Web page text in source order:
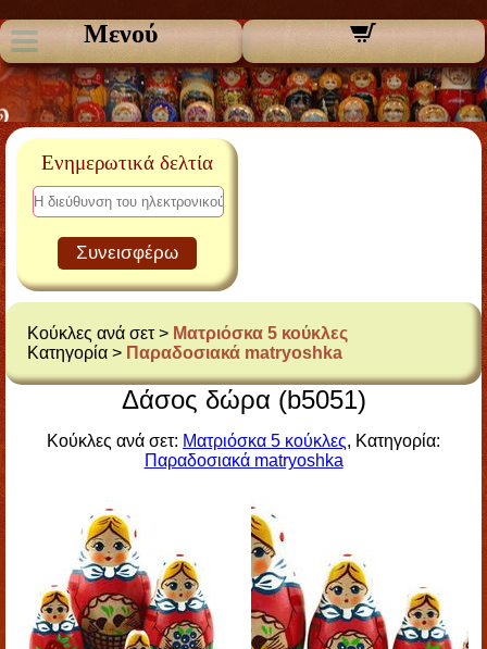
Μενού
Ενημερωτικά δελτία
Συνεισφέρω
Κούκλες ανά σετ > Ματριόσκα 5 κούκλες
Κατηγορία > Παραδοσιακά matryoshka
Δάσος δώρα (b5051)
Κούκλες ανά σετ: Ματριόσκα 5 κούκλες, Κατηγορία:
Παραδοσιακά matryoshka